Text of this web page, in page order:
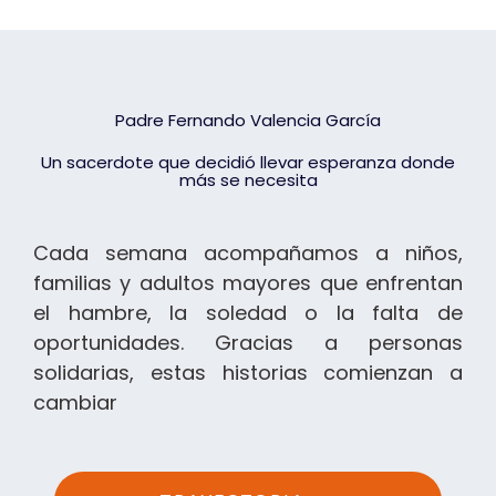
Padre Fernando Valencia García
Un sacerdote que decidió llevar esperanza donde
más se necesita
Cada semana acompañamos a niños,
familias y adultos mayores que enfrentan
el hambre, la soledad o la falta de
oportunidades. Gracias a personas
solidarias, estas historias comienzan a
cambiar